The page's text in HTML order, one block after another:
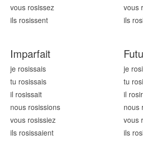
vous rosissez
ils rosissent
vous
ils ros
Imparfait
je rosissais
tu rosissais
il rosissait
nous rosissions
vous rosissiez
ils rosissaient
je ros
tu ros
il ros
nous
vous
ils ros